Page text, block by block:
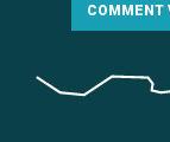
COMMENT